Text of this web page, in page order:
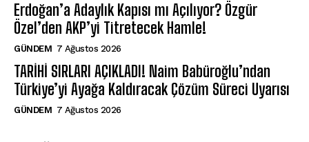
Erdoğan’a Adaylık Kapısı mı Açılıyor? Özgür
Özel’den AKP’yi Titretecek Hamle!
GÜNDEM 7 Ağustos 2026
TARİHİ SIRLARI AÇIKLADI! Naim Babüroğlu’ndan
Türkiye’yi Ayağa Kaldıracak Çözüm Süreci Uyarısı
GÜNDEM 7 Ağustos 2026